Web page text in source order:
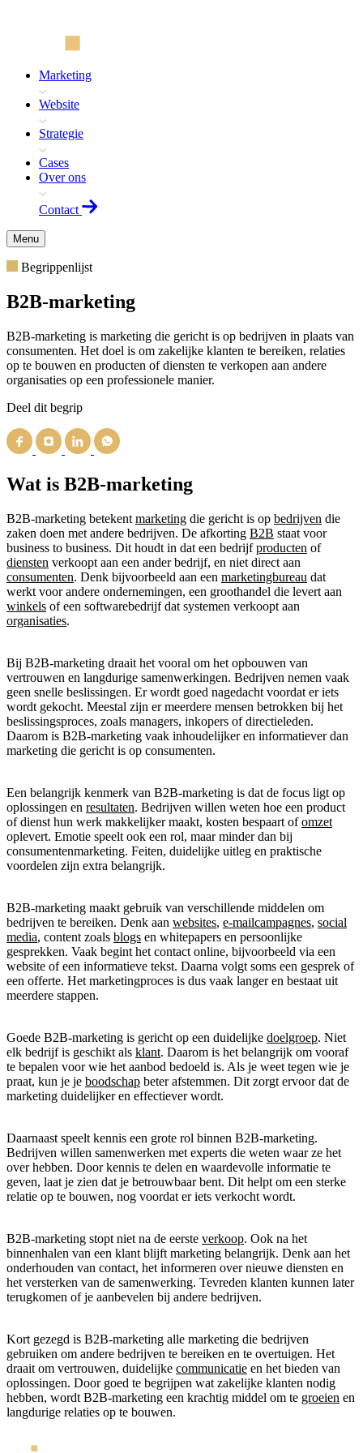
Marketing
Website
Strategie
Cases
Over ons
Contact
Menu
Begrippenlijst
B2B-marketing
B2B-marketing is marketing die gericht is op bedrijven in plaats van
consumenten. Het doel is om zakelijke klanten te bereiken, relaties
op te bouwen en producten of diensten te verkopen aan andere
organisaties op een professionele manier.
Deel dit begrip
Wat is B2B-marketing
B2B-marketing betekent marketing die gericht is op bedrijven die
zaken doen met andere bedrijven. De afkorting B2B staat voor
business to business. Dit houdt in dat een bedrijfproducten of
diensten verkoopt aan een ander bedrijf, en niet direct aan
consumenten. Denk bijvoorbeeld aan een marketingbureau dat
werkt voor andere ondernemingen, een groothandel die levert aan
winkels of een softwarebedrijf dat systemen verkoopt aan
organisaties.
Bij B2B-marketing draait het vooral om het opbouwen van
vertrouwen en langdurige samenwerkingen. Bedrijven nemen vaak
geen snelle beslissingen. Er wordt goed nagedacht voordat er iets
wordt gekocht. Meestal zijn er meerdere mensen betrokken bij het
beslissingsproces, zoals managers, inkopers of directieleden.
Daarom is B2B-marketing vaak inhoudelijker en informatiever dan
marketing die gericht is op consumenten.
Een belangrijk kenmerk van B2B-marketing is dat de focus ligt op
oplossingen en resultaten. Bedrijven willen weten hoe een product
of dienst hun werk makkelijker maakt, kosten bespaart ofomzet
oplevert. Emotie speelt ook een rol, maar minder dan bij
consumentenmarketing. Feiten, duidelijke uitleg en praktische
voordelen zijn extra belangrijk.
B2B-marketing maakt gebruik van verschillende middelen om
bedrijven te bereiken. Denk aan websites, e-mailcampagnes, social
media, content zoals blogs en whitepapers en persoonlijke
gesprekken. Vaak begint het contact online, bijvoorbeeld via een
website of een informatieve tekst. Daarna volgt soms een gesprek of
een offerte. Het marketingproces is dus vaak langer en bestaat uit
meerdere stappen.
Goede B2B-marketing is gericht op een duidelijke doelgroep. Niet
elk bedrijf is geschikt als klant. Daarom is het belangrijk om vooraf
te bepalen voor wie het aanbod bedoeld is. Als je weet tegen wie je
praat, kun je je boodschap beter afstemmen. Dit zorgt ervoor dat de
marketing duidelijker en effectiever wordt.
Daarnaast speelt kennis een grote rol binnen B2B-marketing.
Bedrijven willen samenwerken met experts die weten waar ze het
over hebben. Door kennis te delen en waardevolle informatie te
geven, laat je zien dat je betrouwbaar bent. Dit helpt om een sterke
relatie op te bouwen, nog voordat er iets verkocht wordt.
B2B-marketing stopt niet na de eerste verkoop. Ook na het
binnenhalen van een klant blijft marketing belangrijk. Denk aan het
onderhouden van contact, het informeren over nieuwe diensten en
het versterken van de samenwerking. Tevreden klanten kunnen later
terugkomen of je aanbevelen bij andere bedrijven.
Kort gezegd is B2B-marketing alle marketing die bedrijven
gebruiken om andere bedrijven te bereiken en te overtuigen. Het
draait om vertrouwen, duidelijke communicatie en het bieden van
oplossingen. Door goed te begrijpen wat zakelijke klanten nodig
hebben, wordt B2B-marketing een krachtig middel om te groeien en
langdurige relaties op te bouwen.